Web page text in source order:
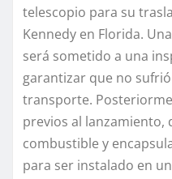
telescopio para su
Kennedy en Florida.
será sometido a una
garantizar que no
transporte.
previos al lanzamiento,
combustible y
para ser instalado en